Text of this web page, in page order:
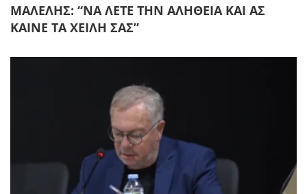
ΜΑΛΕΛΗΣ: “ΝΑ ΛΕΤΕ ΤΗΝ ΑΛΗΘΕΙΑ ΚΑΙ ΑΣ
ΚΑΙΝΕ ΤΑ ΧΕΙΛΗ ΣΑΣ”